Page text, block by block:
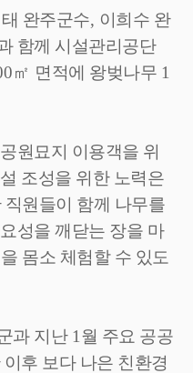
완주군수, 이희수 완
함께 시설관리공단
㎡ 면적에 왕벚나무 1
원묘지 이용객을 위
조성을 위한 노력은
원들이 함께 나무를
성을 깨닫는 장을 마
몸소 체험할 수 있도
과 지난 1 월 주요 공공
후 보다 나은 친환경